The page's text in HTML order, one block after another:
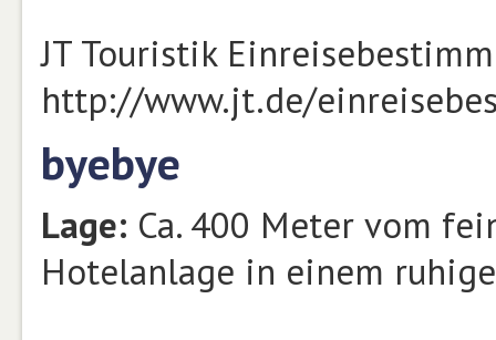
JT Touristik
http://www.jt.de/
byebye
Lage: Ca. 400 Meter vom
Hotelanlage in einem